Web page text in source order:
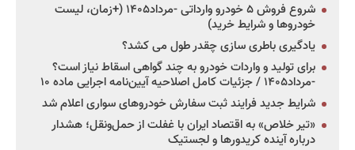
شروع فروش ۵ خودرو وارداتی -مرداد۱۴۰۵ (+زمان، لیست
خودروها و شرایط خرید)
یادگیری باطری سازی چقدر طول می کشد؟
برای تولید و واردات خودرو به چند گواهی اسقاط نیاز است؟
-مرداد۱۴۰۵ / جزئیات کامل اصلاحیه آیین‌نامه اجرایی ماده ۱۰
شرایط جدید فرایند ثبت سفارش خودروهای سواری اعلام شد
«تیر خلاص» به اقتصاد ایران با غفلت از حمل‌ونقل؛ هشدار
درباره آینده کریدورها و لجستیک